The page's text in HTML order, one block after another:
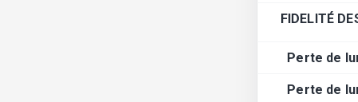
FIDELITÉ
Perte de
Perte de